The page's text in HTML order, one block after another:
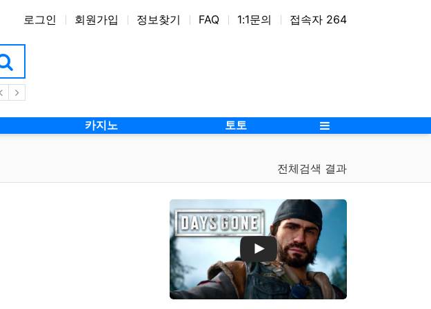
로그인 회원가입 정보찾기 FAQ 1:1문의 접속자 264
트랩4
카지노 토토
전체검색 결과